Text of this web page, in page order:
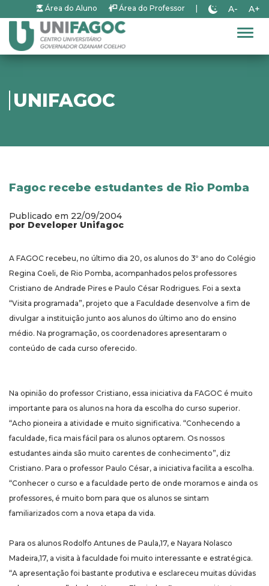
Área do Aluno Área do Professor A- A+
UNIFAGOC
Fagoc recebe estudantes de Rio Pomba
Publicado em 22/09/2004
por Developer Unifagoc
A FAGOC recebeu, no último dia 20, os alunos do 3º ano do Colégio
Regina Coeli, de Rio Pomba, acompanhados pelos professores
Cristiano de Andrade Pires e Paulo César Rodrigues. Foi a sexta
“Visita programada”, projeto que a Faculdade desenvolve a fim de
divulgar a instituição junto aos alunos do último ano do ensino
médio. Na programação, os coordenadores apresentaram o
conteúdo de cada curso oferecido.
Na opinião do professor Cristiano, essa iniciativa da FAGOC é muito
importante para os alunos na hora da escolha do curso superior.
“Acho pioneira a atividade e muito significativa. “Conhecendo a
faculdade, fica mais fácil para os alunos optarem. Os nossos
estudantes ainda são muito carentes de conhecimento”, diz
Cristiano. Para o professor Paulo César, a iniciativa facilita a escolha.
“Conhecer o curso e a faculdade perto de onde moramos e ainda os
professores, é muito bom para que os alunos se sintam
familiarizados com a nova etapa da vida.
Para os alunos Rodolfo Antunes de Paula,17, e Nayara Nolasco
Madeira,17, a visita à faculdade foi muito interessante e estratégica.
“A apresentação foi bastante produtiva e esclareceu muitas dúvidas